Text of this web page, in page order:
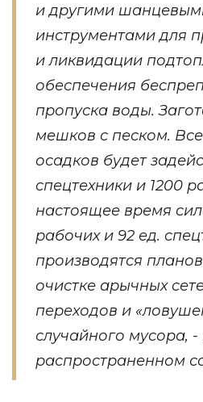
и другими
инструментами для
и ликвидации
обеспечения
пропуска воды.
мешков с песком.
осадков будет
спецтехники и 1200
настоящее время
рабочих и 92 ед.
производятся
очистке арычных
переходов и
случайного мусора, -
распространенном